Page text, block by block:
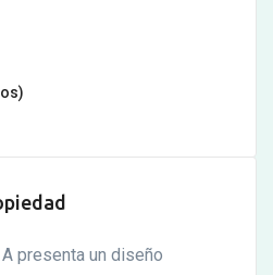
A presenta un diseño